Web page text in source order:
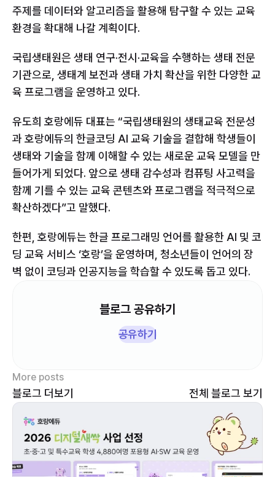
주제를 데이터와 알고리즘을 활용해 탐구할 수 있는 교육
환경을 확대해 나갈 계획이다.
국립생태원은 생태 연구·전시·교육을 수행하는 생태 전문
기관으로, 생태계 보전과 생태 가치 확산을 위한 다양한 교
육 프로그램을 운영하고 있다.
유도희 호랑에듀 대표는 “국립생태원의 생태교육 전문성
과 호랑에듀의 한글코딩 AI 교육 기술을 결합해 학생들이
생태와 기술을 함께 이해할 수 있는 새로운 교육 모델을 만
들어가게 되었다. 앞으로 생태 감수성과 컴퓨팅 사고력을
함께 기를 수 있는 교육 콘텐츠와 프로그램을 적극적으로
확산하겠다”고 말했다.
한편, 호랑에듀는 한글 프로그래밍 언어를 활용한 AI 및 코
딩 교육 서비스 ‘호랑’을 운영하며, 청소년들이 언어의 장
벽 없이 코딩과 인공지능을 학습할 수 있도록 돕고 있다.
블로그 공유하기
공유하기
More posts
블로그 더보기 전체 블로그 보기